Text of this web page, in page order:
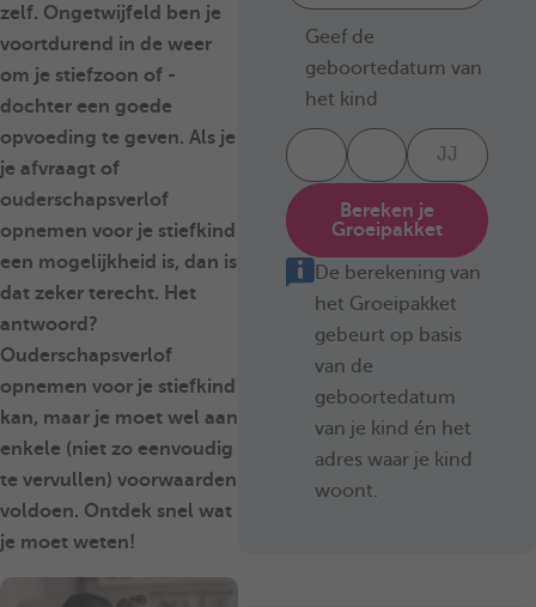
zelf. Ongetwijfeld ben je
voortdurend in de weer
om je stiefzoon of -
dochter een goede
opvoeding te geven. Als je
je afvraagt of
ouderschapsverlof
opnemen voor je stiefkind
een mogelijkheid is, dan is
dat zeker terecht. Het
antwoord?
Ouderschapsverlof
opnemen voor je stiefkind
kan, maar je moet wel aan
enkele (niet zo eenvoudig
te vervullen) voorwaarden
voldoen. Ontdek snel wat
je moet weten!
Geef de
geboortedatum van
het kind
Bereken je
Groeipakket
De berekening van
het Groeipakket
gebeurt op basis
van de
geboortedatum
van je kind én het
adres waar je kind
woont.